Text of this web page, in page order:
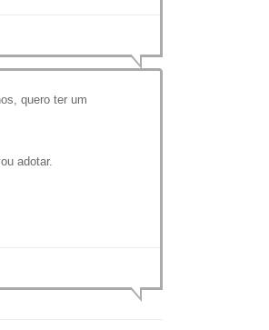
quero ter um
adotar.